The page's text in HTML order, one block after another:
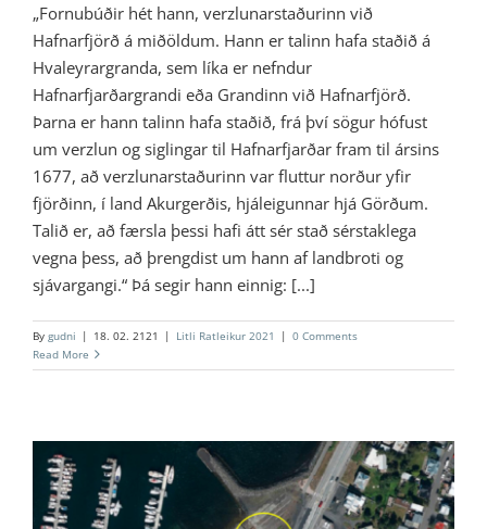
„Fornubúðir hét hann, verzlunarstaðurinn við
Hafnarfjörð á miðöldum. Hann er talinn hafa staðið á
Hvaleyrargranda, sem líka er nefndur
Hafnarfjarðargrandi eða Grandinn við Hafnarfjörð.
Þarna er hann talinn hafa staðið, frá því sögur hófust
um verzlun og siglingar til Hafnarfjarðar fram til ársins
1677, að verzlunarstaðurinn var fluttur norður yfir
fjörðinn, í land Akurgerðis, hjáleigunnar hjá Görðum.
Talið er, að færsla þessi hafi átt sér stað sérstaklega
vegna þess, að þrengdist um hann af landbroti og
sjávargangi.“ Þá segir hann einnig: [...]
By gudni | 18. 02. 2121 | Litli Ratleikur 2021 | 0 Comments
Read More